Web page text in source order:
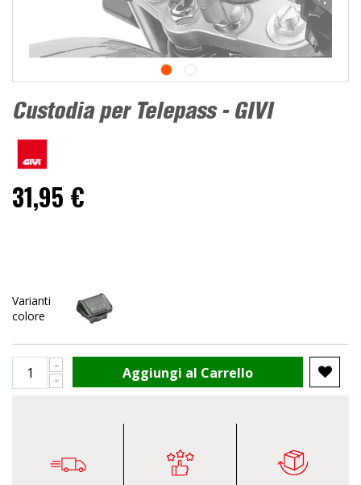
Custodia per Telepass - GIVI
31,95 €
Varianti
colore
Aggiungi al Carrello